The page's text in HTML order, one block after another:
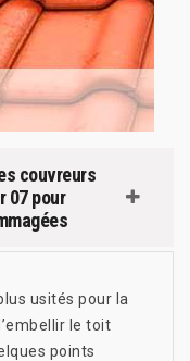
couvreurs
07 pour
usités pour la
le toit
points